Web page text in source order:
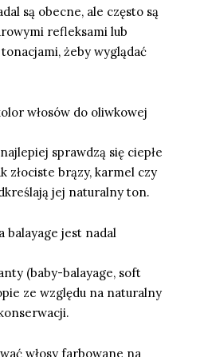
są obecne, ale często są
refleksami lub
żeby wyglądać
włosów do oliwkowej
sprawdzą się ciepłe
złociste brązy, karmel czy
jej naturalny ton.
balayage jest nadal
(baby-balayage, soft
ze względu na naturalny
włosy farbowane na